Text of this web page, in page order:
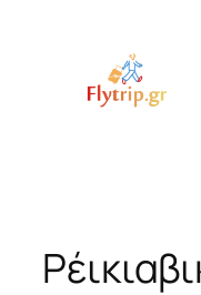
περιεχόμενο